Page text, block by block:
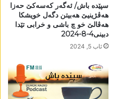
سپێدە باش/ ئەگەر کەسەکێ حەزا
ھەڤژینیێ ھەبیتن دگەل خویشکا
ھەڤالێ خو چ باشی و خرابی تێدا
دبینی4-8-2024
ئاب 5, 2024